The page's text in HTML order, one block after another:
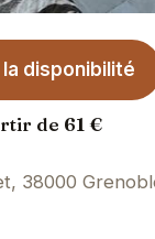
la disponibilité
de 61 €
38000